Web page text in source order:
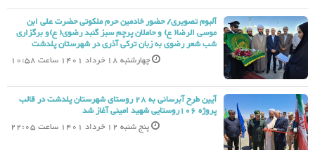
آلبوم تصویری/ حضور خادمین حرم ملکوتی حضرت علی ابن
موسی الرضا( ع) و حاملان پرچم سبز گنبد رضوی( ع)و برگزاری
شب شعر رضوی به زبان ترکی آذری در شهرستان پلدشت
چهارشنبه 18 خرداد 1401 ساعت 10:58
آیین طرح آبرسانی به 28 روستای شهرستان پلدشت در قالب
پروژه 106روستایی شهید امینی آغاز شد
پنج شنبه 12 خرداد 1401 ساعت 22:05